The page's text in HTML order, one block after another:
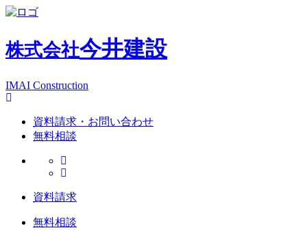
株式会社今井建設
IMAI Construction
資料請求・お問い合わせ
無料相談
資料請求
無料相談